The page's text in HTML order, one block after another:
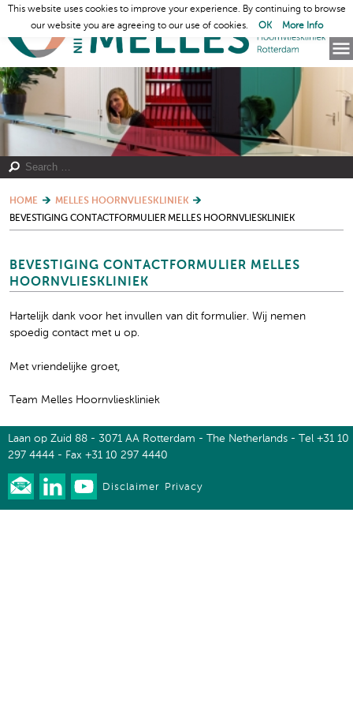
HOME
MELLES HOORNVLIESKLINIEK
BEVESTIGING CONTACTFORMULIER MELLES HOORNVLIESKLINIEK
BEVESTIGING CONTACTFORMULIER MELLES
HOORNVLIESKLINIEK
Hartelijk dank voor het invullen van dit formulier. Wij nemen
spoedig contact met u op.
Met vriendelijke groet,
Team Melles Hoornvlieskliniek
Laan op Zuid 88 - 3071 AA Rotterdam - The Netherlands - Tel +31 10
297 4444 - Fax +31 10 297 4440
Disclaimer Privacy
This website uses cookies to improve your experience. By continuing to browse
our website you are agreeing to our use of cookies.
OK More Info